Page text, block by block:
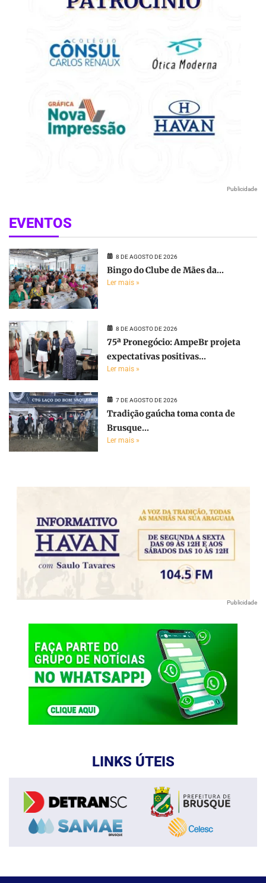
Publicidade
EVENTOS
8 DE AGOSTO DE 2026
Bingo do Clube de Mães da...
Ler mais »
8 DE AGOSTO DE 2026
75ª Pronegócio: AmpeBr projeta
expectativas positivas...
Ler mais »
7 DE AGOSTO DE 2026
Tradição gaúcha toma conta de
Brusque...
Ler mais »
Publicidade
LINKS ÚTEIS